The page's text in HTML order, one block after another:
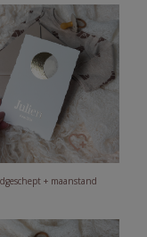
+ maanstand